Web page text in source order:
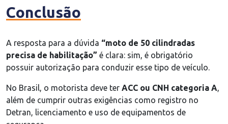
Conclusão
A resposta para a dúvida “moto de 50 cilindradas
precisa de habilitação” é clara: sim, é obrigatório
possuir autorização para conduzir esse tipo de veículo.
No Brasil, o motorista deve ter ACC ou CNH categoria A,
além de cumprir outras exigências como registro no
Detran, licenciamento e uso de equipamentos de